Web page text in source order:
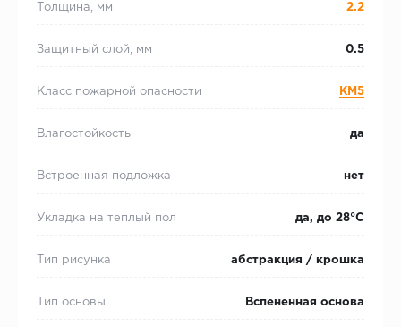
Толщина, мм 2.2
Защитный слой, мм 0.5
Класс пожарной опасности КМ5
Влагостойкость да
Встроенная подложка нет
Укладка на теплый пол да, до 28°С
Тип рисунка абстракция / крошка
Тип основы Вспененная основа